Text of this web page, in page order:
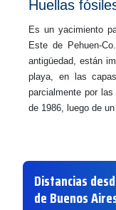
Huellas
Es un yacimiento
Este de Pehuen-
antigüedad, están
playa, en las
parcialmente por
de 1986, luego de
Distancias
de Buenos